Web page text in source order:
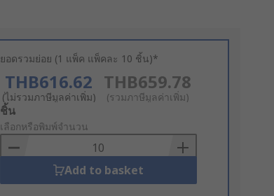
ยอดรวมย่อย (1 แพ็ค แพ็คละ 10 ชิ้น)*
THB616.62
(ไม่รวมภาษีมูลค่าเพิ่ม)
THB659.78
(รวมภาษีมูลค่าเพิ่ม)
Add
to
Basket
ชิ้น
เลือกหรือพิมพ์จำนวน
Add to basket